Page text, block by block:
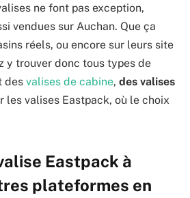
ne font pas exception,
vendues sur Auchan. Que ça
réels, ou encore sur leurs site
y trouver donc tous types de
des valises de cabine, des valises
les valises Eastpack, où le choix
Eastpack à
plateformes en